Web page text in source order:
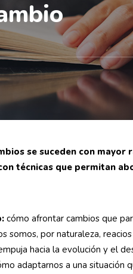
se suceden con mayor
técnicas que permitan
cómo afrontar cambios que
somos, por naturaleza,
hacia la evolución y el
adaptarnos a una situación